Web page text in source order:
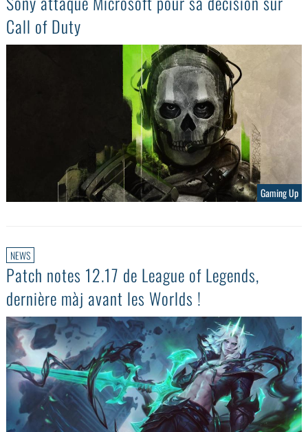
Call of Duty
Gaming Up
NEWS
Patch notes 12.17 de League of Legends,
dernière màj avant les Worlds !